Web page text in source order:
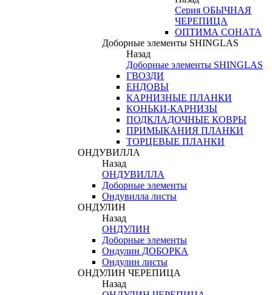
Серия ОБЫЧНАЯ
ЧЕРЕПИЦА
ОПТИМА СОНАТА
Доборные элементы SHINGLAS
Назад
Доборные элементы SHINGLAS
ГВОЗДИ
ЕНДОВЫ
КАРНИЗНЫЕ ПЛАНКИ
КОНЬКИ-КАРНИЗЫ
ПОДКЛАДОЧНЫЕ КОВРЫ
ПРИМЫКАНИЯ ПЛАНКИ
ТОРЦЕВЫЕ ПЛАНКИ
ОНДУВИЛЛА
Назад
ОНДУВИЛЛА
Доборные элементы
Ондувилла листы
ОНДУЛИН
Назад
ОНДУЛИН
Доборные элементы
Ондулин ДОБОРКА
Ондулин листы
ОНДУЛИН ЧЕРЕПИЦА
Назад